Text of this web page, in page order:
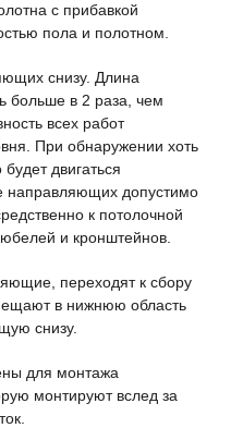
с прибавкой
пола и полотном.
снизу. Длина
больше в 2 раза, чем
всех работ
При обнаружении хоть
двигаться
направляющих допустимо
к потолочной
и кронштейнов.
переходят к сбору
в нижнюю область
снизу.
для монтажа
монтируют вслед за